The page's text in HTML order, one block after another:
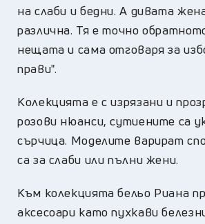
на слаби и бедни. А дивата
различна. Тя е точно
нещата и сама отговаря за
прави".
Колекцията е с изрязани и
розови нюанси, сутиените са
сърчица. Моделите варират
са за слаби или пълни жени.
Към колекцията бельо Риана
аксесоари като пухкави